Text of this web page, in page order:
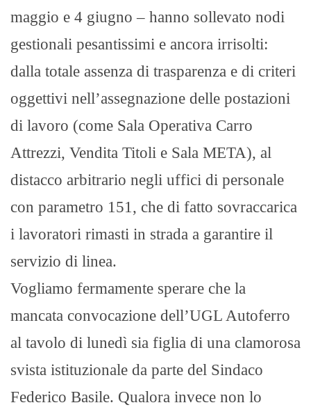
maggio e 4 giugno – hanno sollevato nodi
gestionali pesantissimi e ancora irrisolti:
dalla totale assenza di trasparenza e di criteri
oggettivi nell’assegnazione delle postazioni
di lavoro (come Sala Operativa Carro
Attrezzi, Vendita Titoli e Sala META), al
distacco arbitrario negli uffici di personale
con parametro 151, che di fatto sovraccarica
i lavoratori rimasti in strada a garantire il
servizio di linea.
Vogliamo fermamente sperare che la
mancata convocazione dell’UGL Autoferro
al tavolo di lunedì sia figlia di una clamorosa
svista istituzionale da parte del Sindaco
Federico Basile. Qualora invece non lo